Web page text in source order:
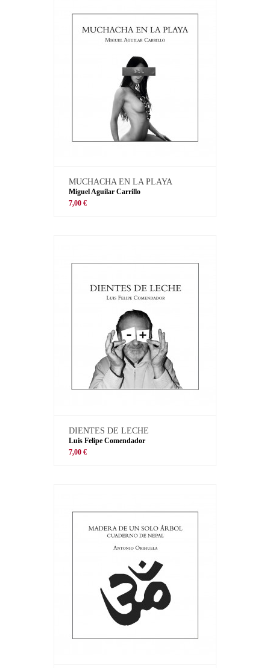
MUCHACHA EN LA PLAYA
Miguel Aguilar Carrillo
7,00 €
DIENTES DE LECHE
Luis Felipe Comendador
7,00 €